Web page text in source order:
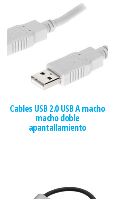
Cables USB 2.0 USB A macho
macho doble
apantallamiento